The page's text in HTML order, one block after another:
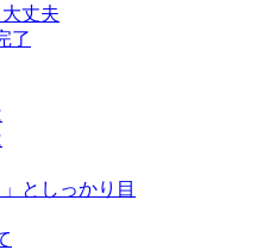
丈夫
了
としっかり目